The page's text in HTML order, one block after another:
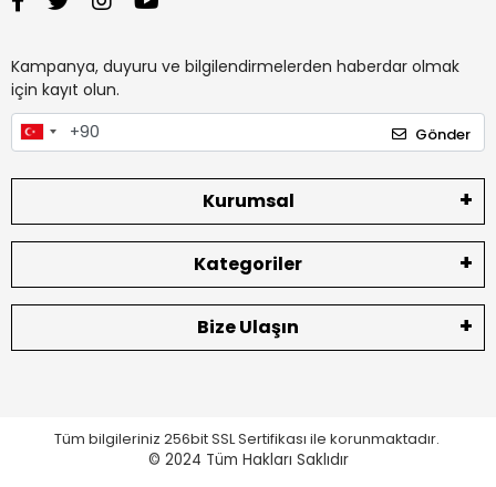
Kampanya, duyuru ve bilgilendirmelerden haberdar olmak
için kayıt olun.
Gönder
Kurumsal
Kategoriler
Bize Ulaşın
Tüm bilgileriniz 256bit SSL Sertifikası ile korunmaktadır.
© 2024 Tüm Hakları Saklıdır